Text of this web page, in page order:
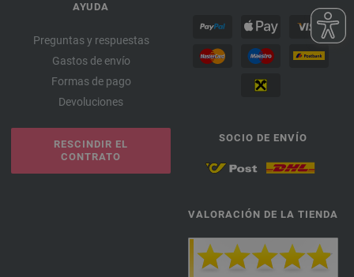
AYUDA
Preguntas y respuestas
Gastos de envío
Formas de pago
Devoluciones
RESCINDIR EL
CONTRATO
SOCIO DE ENVÍO
VALORACIÓN DE LA TIENDA